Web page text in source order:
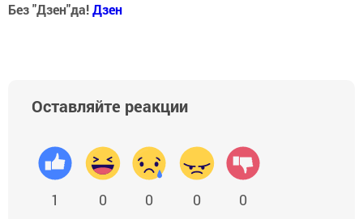
Без "Дзен"да!Дзен
Оставляйте реакции
1 0 0 0 0